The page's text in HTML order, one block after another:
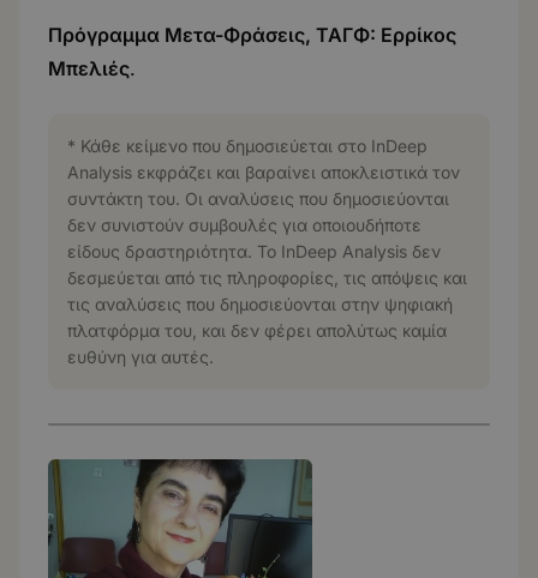
Πρόγραμμα Μετα-Φράσεις, ΤΑΓΦ: Ερρίκος
Μπελιές.
* Κάθε κείμενο που δημοσιεύεται στο InDeep
Analysis εκφράζει και βαραίνει αποκλειστικά τον
συντάκτη του. Οι αναλύσεις που δημοσιεύονται
δεν συνιστούν συμβουλές για οποιουδήποτε
είδους δραστηριότητα. Το InDeep Analysis δεν
δεσμεύεται από τις πληροφορίες, τις απόψεις και
τις αναλύσεις που δημοσιεύονται στην ψηφιακή
πλατφόρμα του, και δεν φέρει απολύτως καμία
ευθύνη για αυτές.